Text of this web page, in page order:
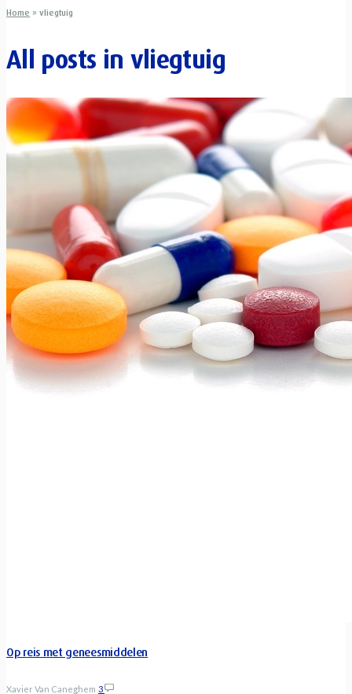
Home » vliegtuig
All posts in vliegtuig
Op reis met geneesmiddelen
Xavier Van Caneghem 3